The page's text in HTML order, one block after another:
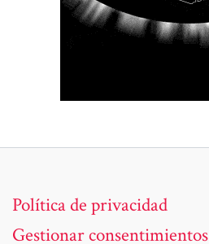
Política de privacidad
Gestionar consentimientos